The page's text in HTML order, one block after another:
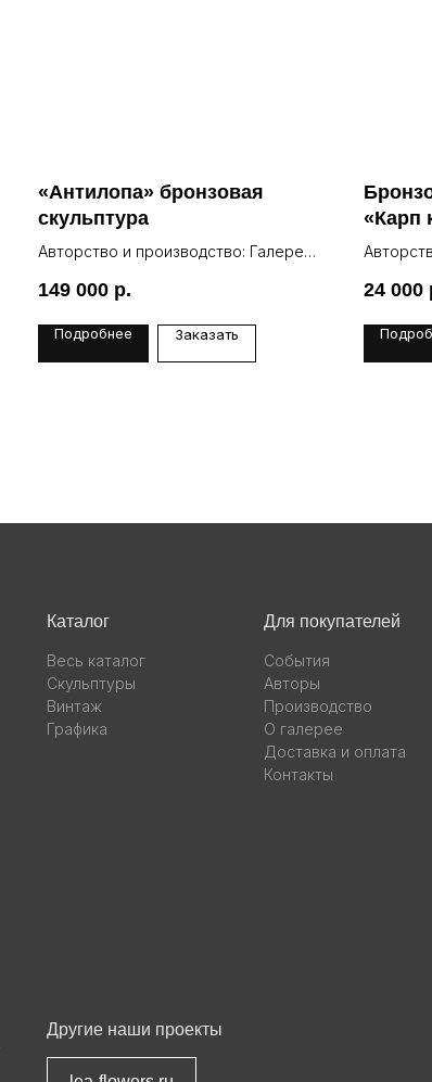
«Антилопа» бронзовая
скульптура
Авторство и производство: Галерея
149 000 р.
Подробнее Заказать
«Карп
24 000
Каталог Для покупателей
Весь каталог
Скульптуры
Винтаж
Графика
События
Авторы
Производство
О галерее
Доставка и оплата
Контакты
Другие наши проекты